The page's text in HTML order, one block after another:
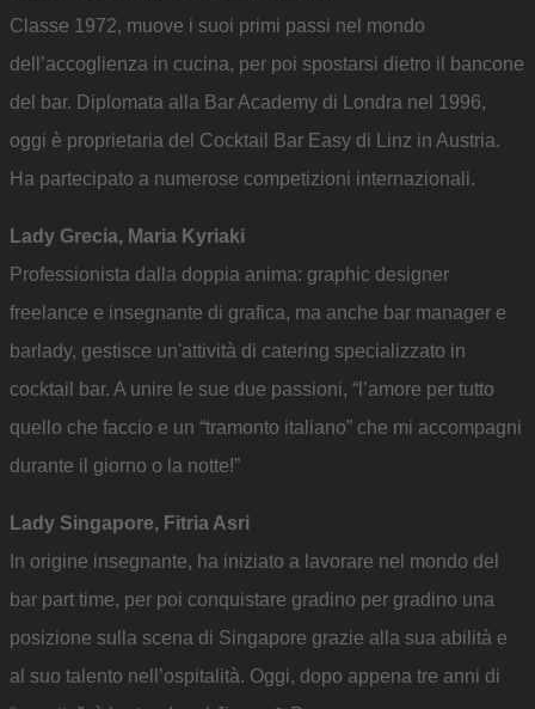
Classe 1972, muove i suoi primi passi nel mondo
dell’accoglienza in cucina, per poi spostarsi dietro il bancone
del bar. Diplomata alla Bar Academy di Londra nel 1996,
oggi è proprietaria del Cocktail Bar Easy di Linz in Austria.
Ha partecipato a numerose competizioni internazionali.
Lady Grecia, Maria Kyriaki
Professionista dalla doppia anima: graphic designer
freelance e insegnante di grafica, ma anche bar manager e
barlady, gestisce un'attività di catering specializzato in
cocktail bar. A unire le sue due passioni, “l’amore per tutto
quello che faccio e un “tramonto italiano” che mi accompagni
durante il giorno o la notte!”
Lady Singapore, Fitria Asri
In origine insegnante, ha iniziato a lavorare nel mondo del
bar part time, per poi conquistare gradino per gradino una
posizione sulla scena di Singapore grazie alla sua abilità e
al suo talento nell’ospitalità. Oggi, dopo appena tre anni di